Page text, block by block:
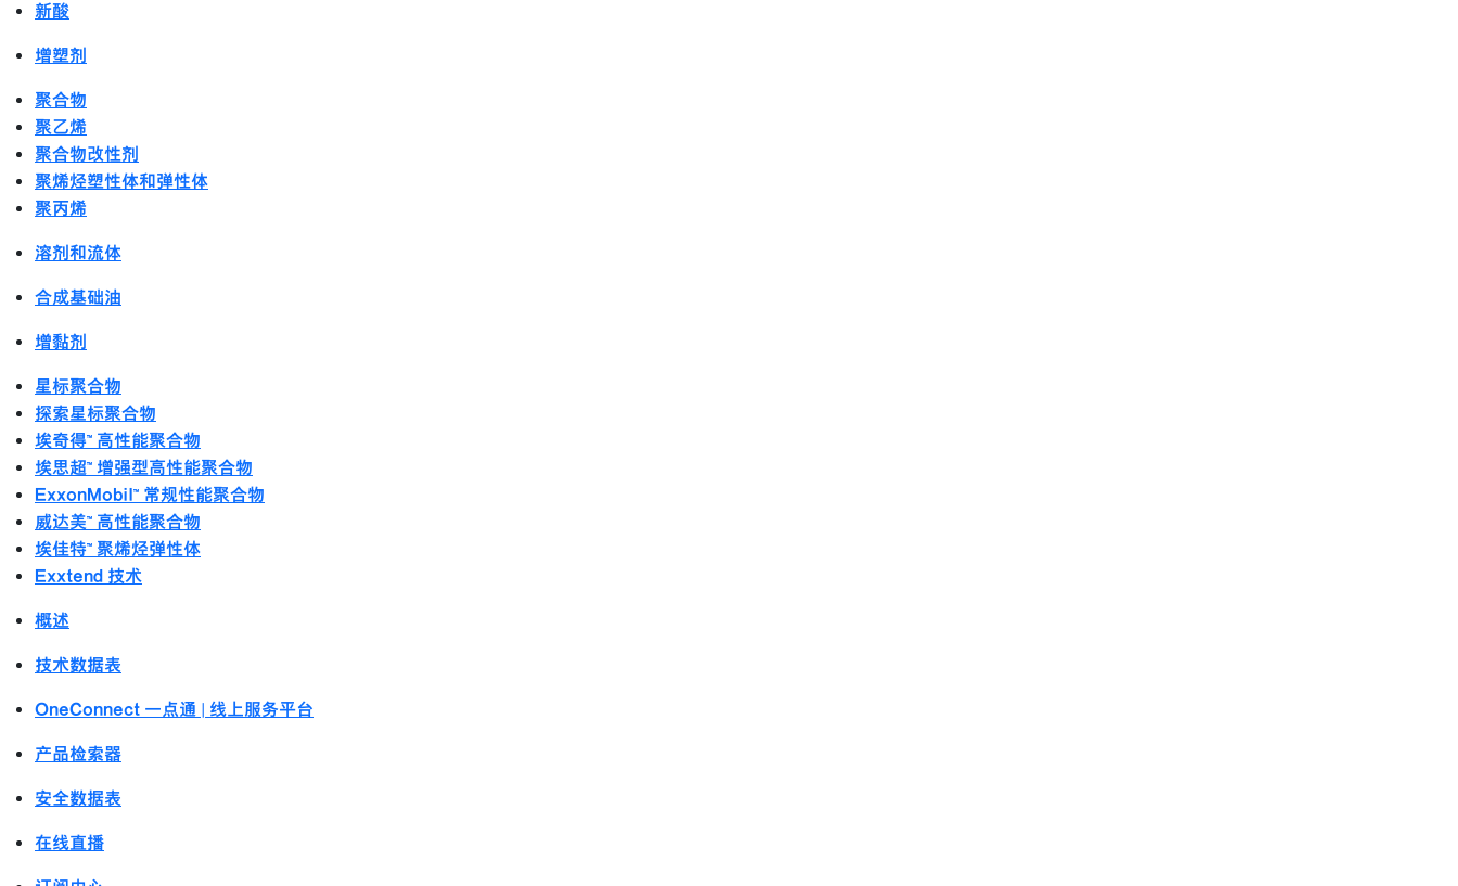
新酸
增塑剂
聚合物
聚乙烯
聚合物改性剂
聚烯烃塑性体和弹性体
聚丙烯
溶剂和流体
合成基础油
增黏剂
星标聚合物
探索星标聚合物
埃奇得™ 高性能聚合物
埃思超™ 增强型高性能聚合物
ExxonMobil™ 常规性能聚合物
威达美™ 高性能聚合物
埃佳特™ 聚烯烃弹性体
Exxtend 技术
概述
技术数据表
OneConnect 一点通 | 线上服务平台
产品检索器
安全数据表
在线直播